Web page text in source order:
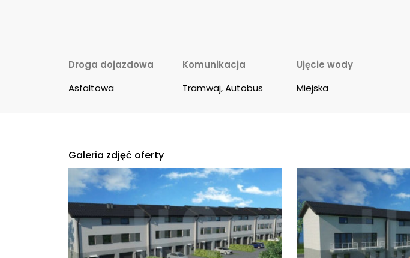
Droga dojazdowa
Asfaltowa
Komunikacja
Tramwaj, Autobus
Ujęcie wody
Miejska
Galeria zdjęć oferty